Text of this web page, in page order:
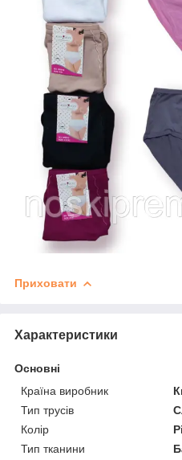
Приховати
Характеристики
Основні
Країна виробник
Тип трусів
Колір
Тип тканини